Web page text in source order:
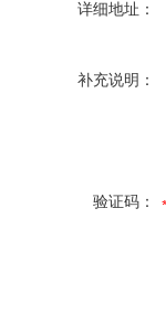
详细地址：
补充说明：
验证码：